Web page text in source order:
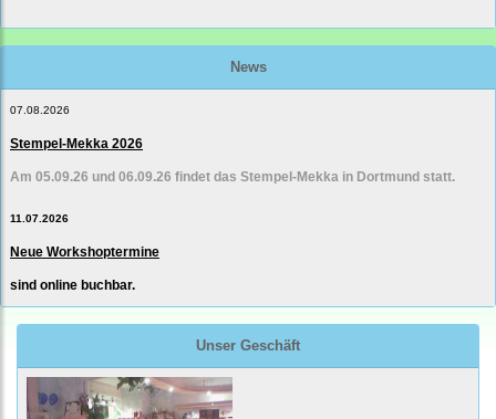
News
07.08.2026
Stempel-Mekka 2026
Am 05.09.26 und 06.09.26 findet das Stempel-Mekka in Dortmund statt.
11.07.2026
Neue Workshoptermine
sind online buchbar.
Unser Geschäft